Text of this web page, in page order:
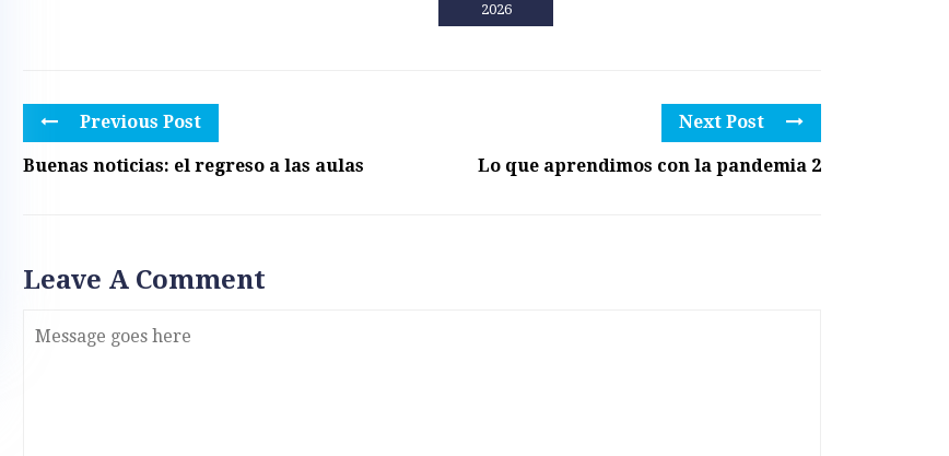
2026
Previous Post
Buenas noticias: el regreso a las aulas
Next Post
Lo que aprendimos con la pandemia 2
Leave A Comment